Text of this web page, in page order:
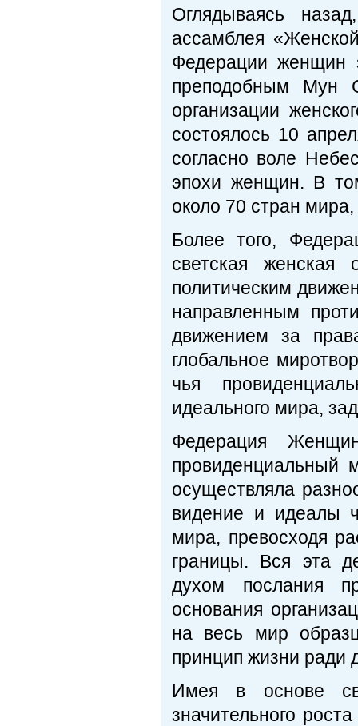
Оглядываясь
ассамблея
Федерации женщин
преподобным Мун
организации
состоялось 10
согласно воле
эпохи женщин. В
около 70 стран
Более того,
светская женская
политическим
направленным
движением за
глобальное
чья
идеального мира,
Федерация
провиденциальный
осуществляла
видение и идеалы
мира, превосходя
границы. Вся эта
духом послания
основания
на весь мир
принцип жизни ради
Имея в основе
значительного